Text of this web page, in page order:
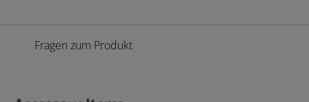
Fragen zum Produkt